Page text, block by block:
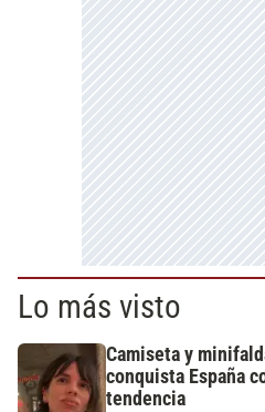
Lo más visto
Camiseta y
conquista España
tendencia